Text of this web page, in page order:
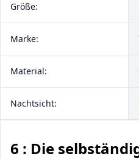
Größe:
Marke:
Material:
Nachtsicht:
6 : Die